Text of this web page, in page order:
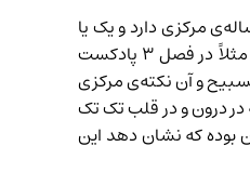
مرکزی دارد و یک یا
چند استدلال محوری. وقتی می‌توانیم بگوییم حرف یک کتاب را فهمیده‌ایم که به این حرف یا استدلال مرکزی برسیم و بتوانیم آن را به شکل مختصری بیان کنیم. مثلاً در فصل ۳ پادکست
و آن نکته‌ی مرکزی
درون و در قلب تک تک
بوده که نشان دهد این